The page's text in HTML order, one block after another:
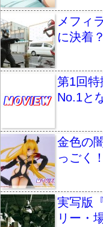
メフィ
に決着
第1回
No.1と
金色の
っごく
実写版
リー・